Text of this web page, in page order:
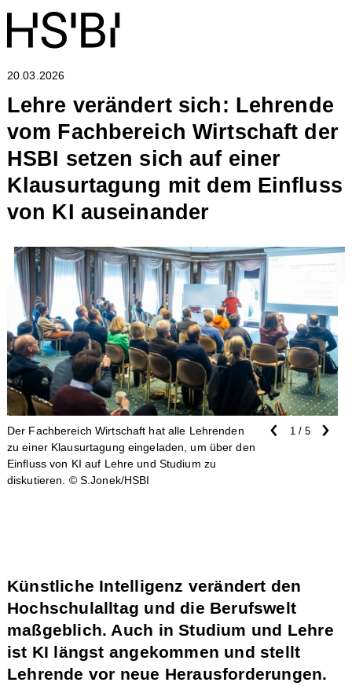
20.03.2026
Lehre verändert sich: Lehrende
vom Fachbereich Wirtschaft der
HSBI setzen sich auf einer
Klausurtagung mit dem Einfluss
von KI auseinander
Der Fachbereich Wirtschaft hat alle Lehrenden
zu einer Klausurtagung eingeladen, um über den
Einfluss von KI auf Lehre und Studium zu
diskutieren. © S.Jonek/HSBI
1 / 5
‹ ›
Künstliche Intelligenz verändert den
Hochschulalltag und die Berufswelt
maßgeblich. Auch in Studium und Lehre
ist KI längst angekommen und stellt
Lehrende vor neue Herausforderungen.